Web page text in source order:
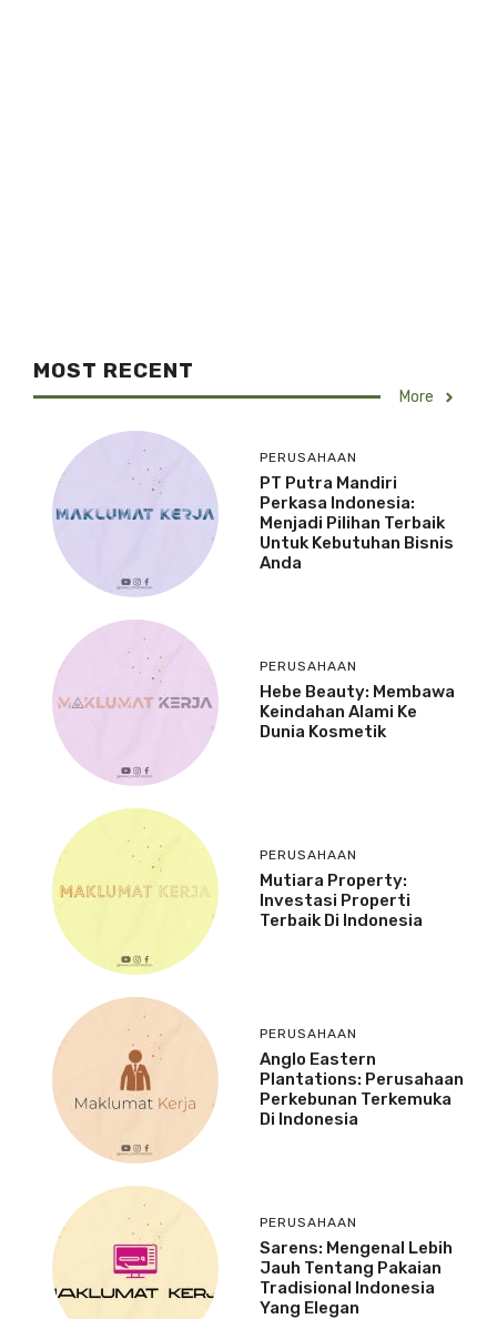
MOST RECENT
More
PERUSAHAAN
PT Putra Mandiri
Perkasa Indonesia:
Menjadi Pilihan Terbaik
Untuk Kebutuhan Bisnis
Anda
PERUSAHAAN
Hebe Beauty: Membawa
Keindahan Alami Ke
Dunia Kosmetik
PERUSAHAAN
Mutiara Property:
Investasi Properti
Terbaik Di Indonesia
PERUSAHAAN
Anglo Eastern
Plantations: Perusahaan
Perkebunan Terkemuka
Di Indonesia
PERUSAHAAN
Sarens: Mengenal Lebih
Jauh Tentang Pakaian
Tradisional Indonesia
Yang Elegan